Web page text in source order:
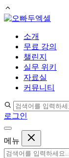
컨
소개
무료 강의
챌린지
실무 위키
자료실
커뮤니티
로그인
메뉴